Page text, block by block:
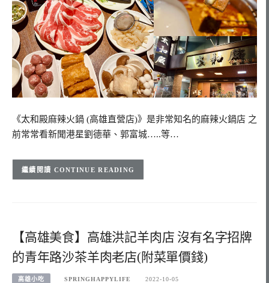
《太和殿麻辣火鍋 (高雄直營店)》是非常知名的麻辣火鍋店 之
前常常看新聞港星劉德華、郭富城…..等…
CONTINUE READING
【高雄美食】高雄洪記羊肉店 沒有名字招牌
的青年路沙茶羊肉老店(附菜單價錢)
高雄小吃 SPRINGHAPPYLIFE 2022-10-05